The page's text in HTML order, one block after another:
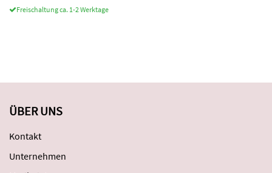
Freischaltung ca. 1-2 Werktage
ÜBER UNS
Kontakt
Unternehmen